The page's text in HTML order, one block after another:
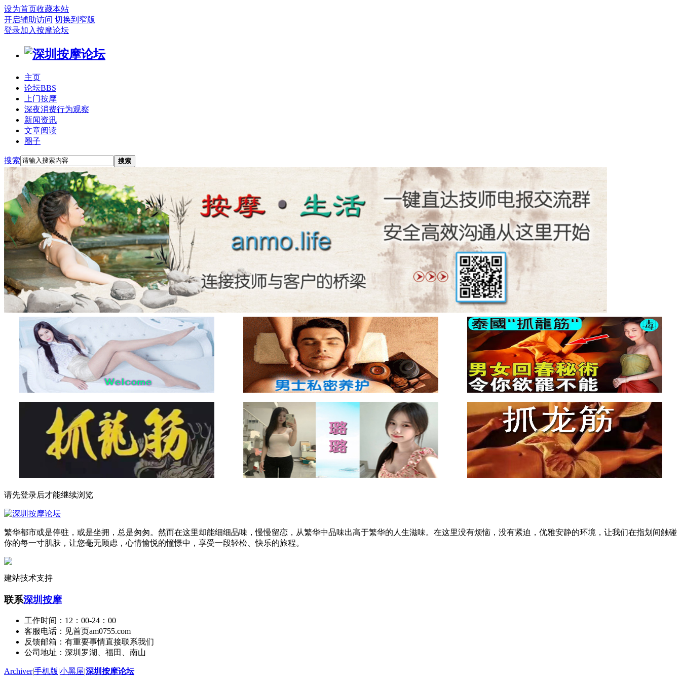
设为首页收藏本站
开启辅助访问 切换到窄版
登录加入按摩论坛
主页
论坛BBS
上门按摩
深夜消费行为观察
新闻资讯
文章阅读
圈子
搜索 搜索
请先登录后才能继续浏览
繁华都市或是停驻，或是坐拥，总是匆匆。然而在这里却能细细品味，慢慢留恋，从繁华中品味出高于繁华的人生滋味。在这里没有烦恼，没有紧迫，优雅安静的环境，让我们在指划间触碰
你的每一寸肌肤，让您毫无顾虑，心情愉悦的憧憬中，享受一段轻松、快乐的旅程。
建站技术支持
联系深圳按摩
工作时间：12：00-24：00
客服电话：见首页am0755.com
反馈邮箱：有重要事情直接联系我们
公司地址：深圳罗湖、福田、南山
Archiver|手机版|小黑屋|深圳按摩论坛